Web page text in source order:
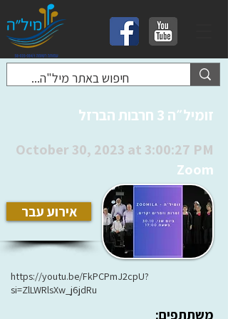
זומיל״ה 3 חרבות הברזל
October 30, 2023 at 3:00:27 PM
Zoom
אירוע עבר
https://youtu.be/FkPCPmJ2cpU?
si=ZlLWRlsXw_j6jdRu
משתתפים: